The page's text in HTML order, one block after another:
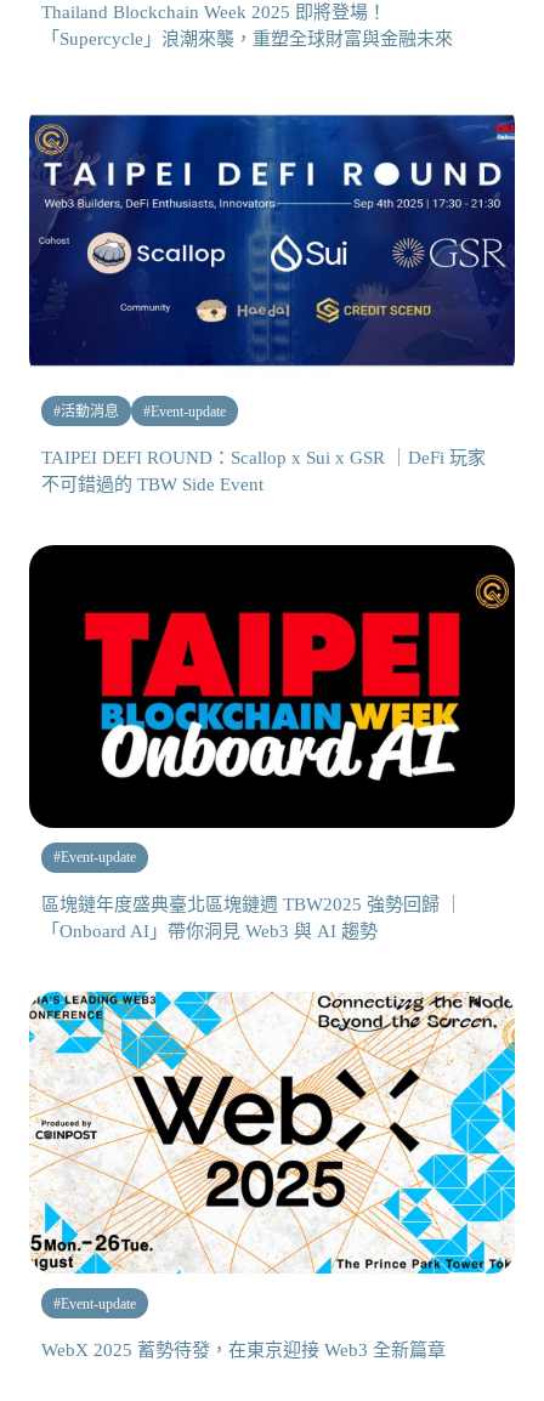
Thailand Blockchain Week 2025 即將登場！
「Supercycle」浪潮來襲，重塑全球財富與金融未來
#活動消息 #Event-update
TAIPEI DEFI ROUND：Scallop x Sui x GSR ｜DeFi 玩家
不可錯過的 TBW Side Event
#Event-update
區塊鏈年度盛典臺北區塊鏈週 TBW2025 強勢回歸 ｜
「Onboard AI」帶你洞見 Web3 與 AI 趨勢
#Event-update
WebX 2025 蓄勢待發，在東京迎接 Web3 全新篇章